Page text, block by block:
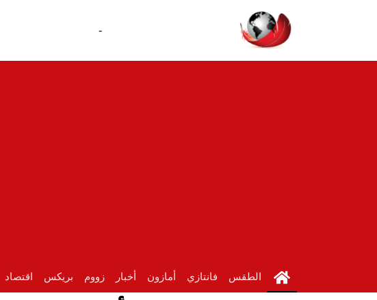
-
الطقس فانتازي أمازون أخبار زووم بريكس اقتصاد